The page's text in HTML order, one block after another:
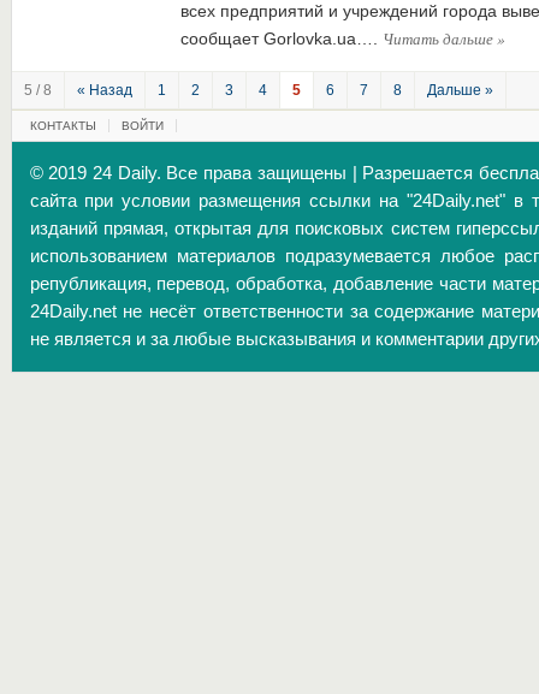
всех предприятий и учреждений города
сообщает Gorlovka.ua…. Читать дальше»
5 / 8 « Назад 1 2 3 4 5 6 7 8 Дальше »
КОНТАКТЫ ВОЙТИ
© 2019 24 Daily. Все права защищены | Разрешается
сайта при условии размещения ссылки на "24Daily.net" в
изданий прямая, открытая для поисковых систем
использованием материалов подразумевается любое
републикация, перевод, обработка, добавление части
24Daily.net не несёт ответственности за содержание
не является и за любые высказывания и комментарии